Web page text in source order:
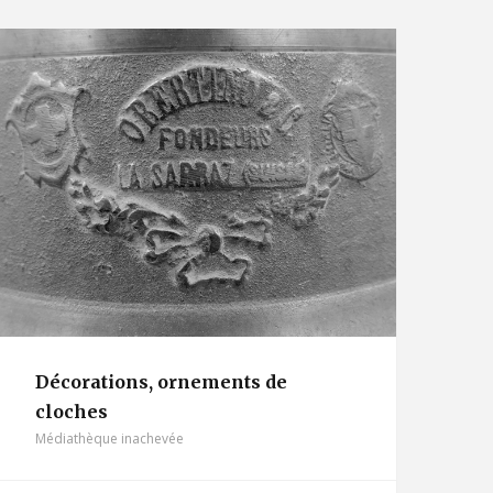
Décorations, ornements de
cloches
Médiathèque inachevée